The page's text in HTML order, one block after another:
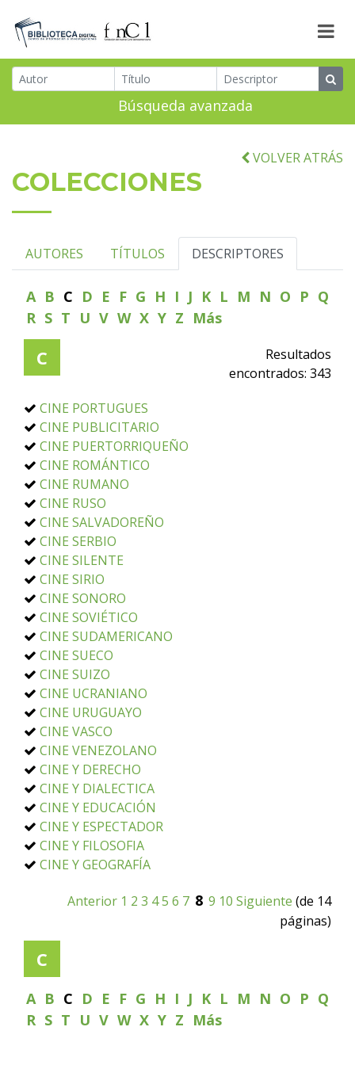
Búsqueda avanzada
VOLVER ATRÁS
COLECCIONES
AUTORES TÍTULOS DESCRIPTORES
A B C D E F G H I J K L M N O P Q
R S T U V W X Y Z Más
C
Resultados
encontrados: 343
CINE PORTUGUES
CINE PUBLICITARIO
CINE PUERTORRIQUEÑO
CINE ROMÁNTICO
CINE RUMANO
CINE RUSO
CINE SALVADOREÑO
CINE SERBIO
CINE SILENTE
CINE SIRIO
CINE SONORO
CINE SOVIÉTICO
CINE SUDAMERICANO
CINE SUECO
CINE SUIZO
CINE UCRANIANO
CINE URUGUAYO
CINE VASCO
CINE VENEZOLANO
CINE Y DERECHO
CINE Y DIALECTICA
CINE Y EDUCACIÓN
CINE Y ESPECTADOR
CINE Y FILOSOFIA
CINE Y GEOGRAFÍA
Anterior 1 2 3 45 6 7 8 9 10 Siguiente (de 14
páginas)
C
A B C D E F G H I J K L M N O P Q
R S T U V W X Y Z Más